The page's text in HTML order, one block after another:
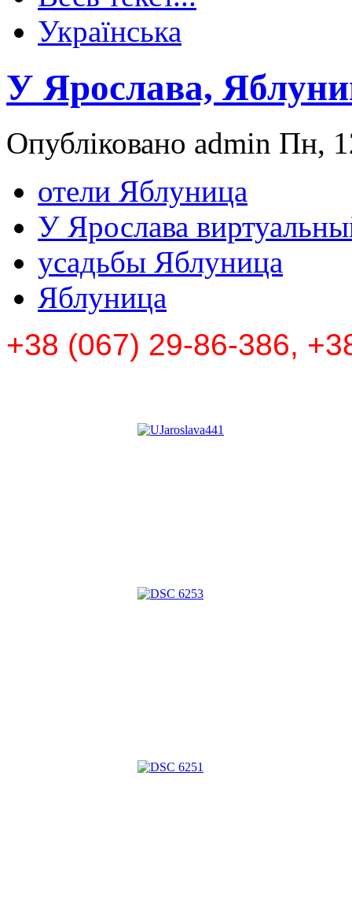
Українська
У Ярослава,
Опубліковано admin Пн,
отели Яблуница
У Ярослава
усадьбы Яблуница
Яблуница
+38 (067) 29-86-386,